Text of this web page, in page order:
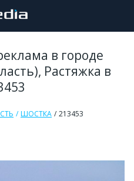
в городе
Растяжка в
ШОСТКА 213453